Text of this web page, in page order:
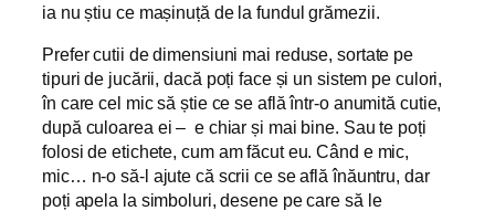
ia nu știu ce mașinuță de la fundul grămezii.
Prefer cutii de dimensiuni mai reduse, sortate pe
tipuri de jucării, dacă poți face și un sistem pe culori,
în care cel mic să știe ce se află într-o anumită cutie,
după culoarea ei – e chiar și mai bine. Sau te poți
folosi de etichete, cum am făcut eu. Când e mic,
mic… n-o să-l ajute că scrii ce se află înăuntru, dar
poți apela la simboluri, desene pe care să le